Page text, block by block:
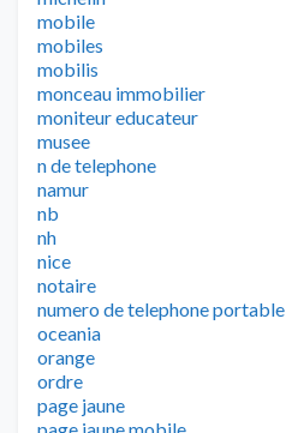
mobile
mobiles
mobilis
monceau immobilier
moniteur educateur
musee
n de telephone
namur
nb
nh
nice
notaire
numero de telephone portable
oceania
orange
ordre
page jaune